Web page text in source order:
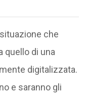
che
quello di una
digitalizzata.
e saranno gli